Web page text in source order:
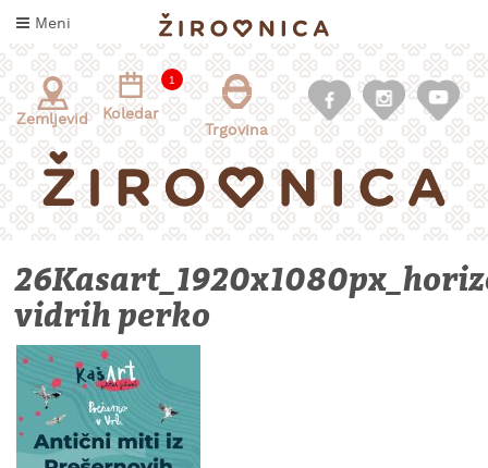
na
Meni
INFORMACIJE
ZA
OBISKOVALCE
KAJ
DOŽIVETI
Zemljevid
1
Koledar
Trgovina
vidrih perko